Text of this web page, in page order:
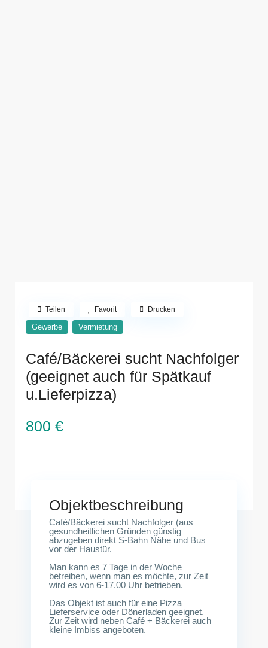
Gewerbe Vermietung
Café/Bäckerei sucht Nachfolger
(geeignet auch für Spätkauf
u.Lieferpizza)
800 €
Teilen Favorit Drucken
Objektbeschreibung
Café/Bäckerei sucht Nachfolger (aus
gesundheitlichen Gründen günstig
abzugeben direkt S-Bahn Nähe und Bus
vor der Haustür.
Man kann es 7 Tage in der Woche
betreiben, wenn man es möchte, zur Zeit
wird es von 6-17.00 Uhr betrieben.
Das Objekt ist auch für eine Pizza
Lieferservice oder Dönerladen geeignet.
Zur Zeit wird neben Café + Bäckerei auch
kleine Imbiss angeboten.